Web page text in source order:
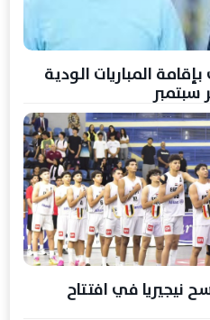
المباريات الودية
نيجيريا في افتتاح